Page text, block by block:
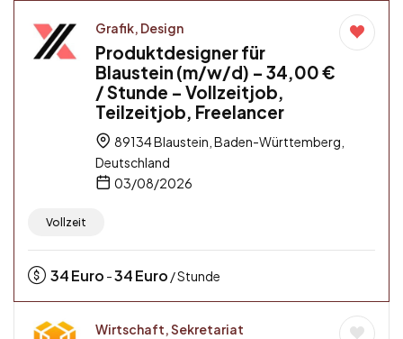
Grafik, Design
Produktdesigner für
Blaustein (m/w/d) – 34,00 €
/ Stunde – Vollzeitjob,
Teilzeitjob, Freelancer
89134 Blaustein, Baden-Württemberg,
Deutschland
03/08/2026
Vollzeit
34Euro -34Euro / Stunde
Wirtschaft, Sekretariat